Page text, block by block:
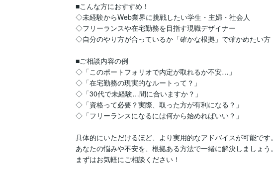
■こんな方におすすめ！
◇未経験からWeb業界に挑戦したい学生・主婦・社会人
◇フリーランスや在宅勤務を目指す現職デザイナー
◇自分のやり方が合っているか「確かな根拠」で確かめたい方
■ご相談内容の例
◇「このポートフォリオで内定が取れるか不安…」
◇「在宅勤務の現実的なルートって？」
◇「30代で未経験…間に合いますか？」
◇「資格って必要？実際、取った方が有利になる？」
◇「フリーランスになるには何から始めればいい？」
具体的にいただけるほど、より実用的なアドバイスが可能です。
あなたの悩みや不安を、根拠ある方法で一緒に解決しましょう。
まずはお気軽にご相談ください！